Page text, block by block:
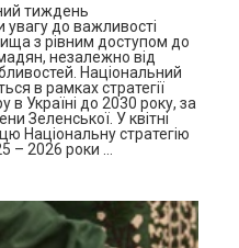
тиждень
увагу до важливості
з рівним доступом до
незалежно від
Національний
в рамках стратегії
в Україні до 2030 року, за
Зеленської. У квітні
Національну стратегію
– 2026 роки …